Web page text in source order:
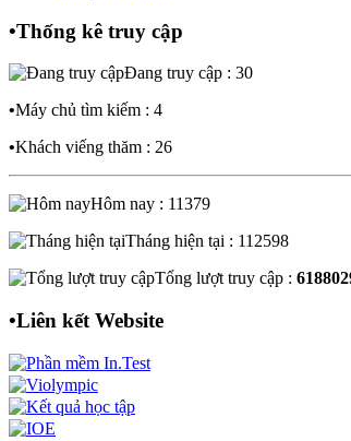
•Thống kê truy cập
Đang truy cập : 30
•Máy chủ tìm kiếm : 4
•Khách viếng thăm : 26
Hôm nay : 11379
Tháng hiện tại : 112598
Tổng lượt truy cập :
•Liên kết Website